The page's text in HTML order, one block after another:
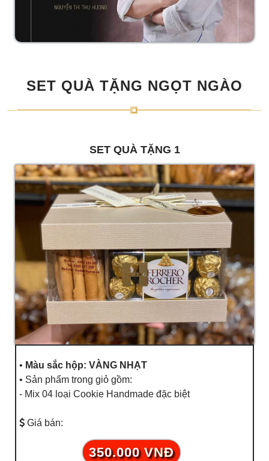
SET QUÀ TẶNG NGỌT NGÀO
SET QUÀ TẶNG 1
• Màu sắc hộp: VÀNG NHẠT
• Sản phẩm trong giỏ gồm:
- Mix 04 loại Cookie Handmade đặc biệt
Giá bán:
350.000 VNĐ